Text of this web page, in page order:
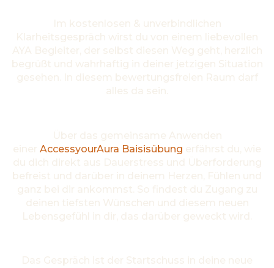
AccessyourAura Baisisübung